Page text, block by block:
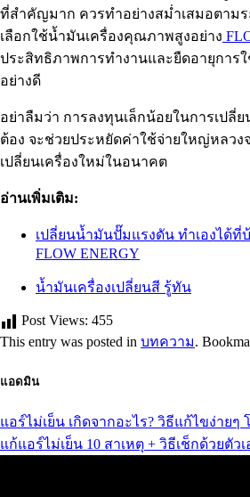
ที่สำคัญมาก ควรทำอย่างสม่ำเสมอตามร
เลือกใช้น้ำมันเครื่องคุณภาพสูงอย่าง
ประสิทธิภาพการทำงานและยืดอายุการใ
อย่างดี
อย่าลืมว่า การลงทุนเล็กน้อยในการเปลี่
ต้อง จะช่วยประหยัดค่าใช้จ่ายใหญ่หลว
เปลี่ยนเครื่องใหม่ในอนาคต
อ่านเพิ่มเติม:
เปลี่ยนน้ำมันปั๊มแรงดัน ทำเองได้ที่
FLOW ENERGY
น้ำมันเครื่องเปลี่ยนสี รู้ทัน
Post Views: 455
This entry was posted in บทความ.
แอดมิน
แอร์ไม่เย็น เกิดจากอะไร? วิธีแก้ไขง่ายๆ
แก้แอร์ไม่เย็น 10 สาเหตุ + วิธีเช็กด้วยตัวเ